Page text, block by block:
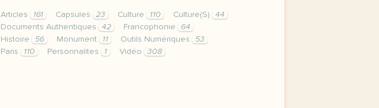
Articles 161 Capsules 23 Culture 110 Culture(S)
44
Documents Authentiques
42 Francophonie
64
Histoire
56 Monument 11 Outils Numériques
53
Paris
110 Personnalites 1 Vidéo 308